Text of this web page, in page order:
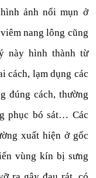
ảnh nổi mụn ở
nang lông cũng
này hình thành từ
cách, lạm dụng các
đúng cách, thường
phục bó sát… Các
xuất hiện ở gốc
vùng kín bị sưng